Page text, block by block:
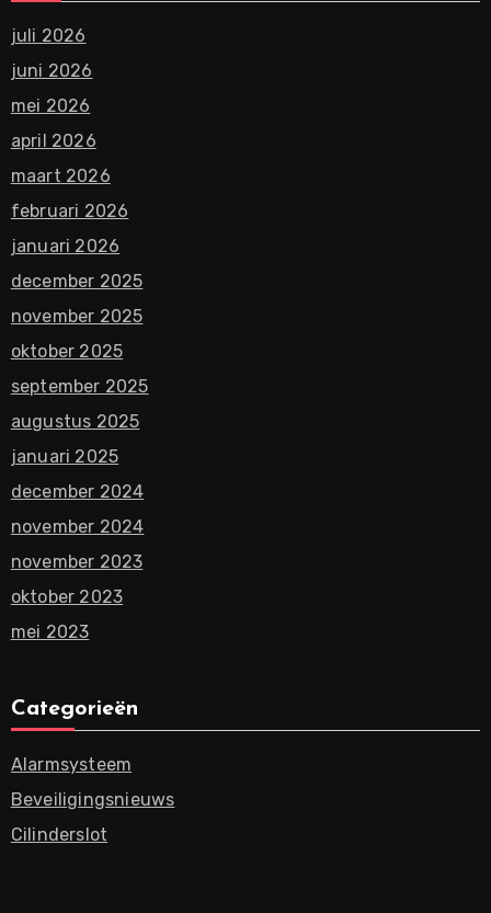
juli 2026
juni 2026
mei 2026
april 2026
maart 2026
februari 2026
januari 2026
december 2025
november 2025
oktober 2025
september 2025
augustus 2025
januari 2025
december 2024
november 2024
november 2023
oktober 2023
mei 2023
Categorieën
Alarmsysteem
Beveiligingsnieuws
Cilinderslot